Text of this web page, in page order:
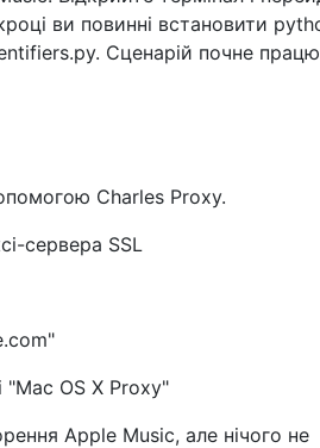
ви повинні встановити
Сценарій почне
Charles Proxy.
сервера SSL
"Mac OS X Proxy"
Apple Music, але нічого не